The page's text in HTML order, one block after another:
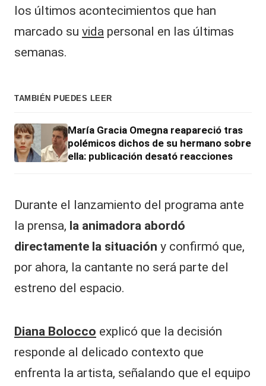
los últimos acontecimientos que han
marcado su vida personal en las últimas
semanas.
TAMBIÉN PUEDES LEER
María Gracia Omegna reapareció tras
polémicos dichos de su hermano sobre
ella: publicación desató reacciones
Durante el lanzamiento del programa ante
la prensa, la animadora abordó
directamente la situación y confirmó que,
por ahora, la cantante no será parte del
estreno del espacio.
Diana Bolocco explicó que la decisión
responde al delicado contexto que
enfrenta la artista, señalando que el equipo